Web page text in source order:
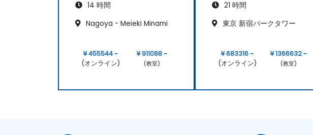
14 時間
Nagoya - Meieki Minami
¥ 455544 ~
(オンライン)
¥ 911088 ~
(教室)
21 時間
東京 新宿パークタワー
¥ 683316 ~
(オンライン)
¥ 1366632 ~
(教室)